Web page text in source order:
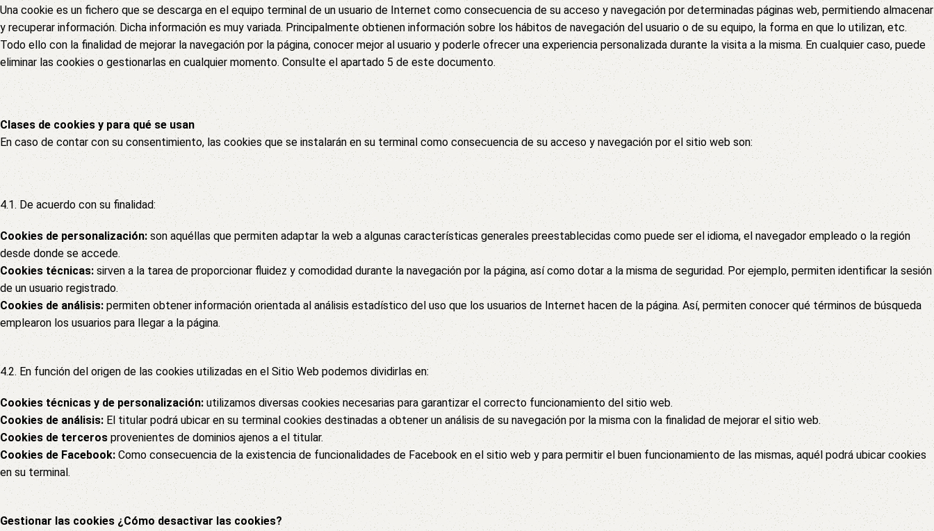
Una cookie es un fichero que se descarga en el equipo terminal de un usuario de Internet como consecuencia de su acceso y navegación por determinadas páginas web, permitiendo almacenar
y recuperar información. Dicha información es muy variada. Principalmente obtienen información sobre los hábitos de navegación del usuario o de su equipo, la forma en que lo utilizan, etc.
Todo ello con la finalidad de mejorar la navegación por la página, conocer mejor al usuario y poderle ofrecer una experiencia personalizada durante la visita a la misma. En cualquier caso, puede
eliminar las cookies o gestionarlas en cualquier momento. Consulte el apartado 5 de este documento.
Clases de cookies y para qué se usan
En caso de contar con su consentimiento, las cookies que se instalarán en su terminal como consecuencia de su acceso y navegación por el sitio web son:
4.1. De acuerdo con su finalidad:
Cookies de personalización:son aquéllas que permiten adaptar la web a algunas características generales preestablecidas como puede ser el idioma, el navegador empleado o la región
desde donde se accede.
Cookies técnicas: sirven a la tarea de proporcionar fluidez y comodidad durante la navegación por la página, así como dotar a la misma de seguridad. Por ejemplo, permiten identificar la sesión
de un usuario registrado.
Cookies de análisis: permiten obtener información orientada al análisis estadístico del uso que los usuarios de Internet hacen de la página. Así, permiten conocer qué términos de búsqueda
emplearon los usuarios para llegar a la página.
4.2. En función del origen de las cookies utilizadas en el Sitio Web podemos dividirlas en:
Cookies técnicas y de personalización: utilizamos diversas cookies necesarias para garantizar el correcto funcionamiento del sitio web.
Cookies de análisis:El titular podrá ubicar en su terminal cookies destinadas a obtener un análisis de su navegación por la misma con la finalidad de mejorar el sitio web.
Cookies de tercerosprovenientes de dominios ajenos a el titular.
Cookies de Facebook:Como consecuencia de la existencia de funcionalidades de Facebook en el sitio web y para permitir el buen funcionamiento de las mismas, aquél podrá ubicar cookies
en su terminal.
Gestionar las cookies ¿Cómo desactivar las cookies?